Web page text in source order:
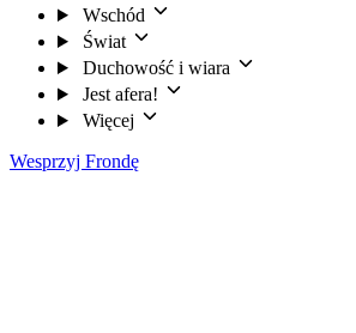
Wschód
Świat
Duchowość i wiara
Jest afera!
Więcej
Wesprzyj Frondę